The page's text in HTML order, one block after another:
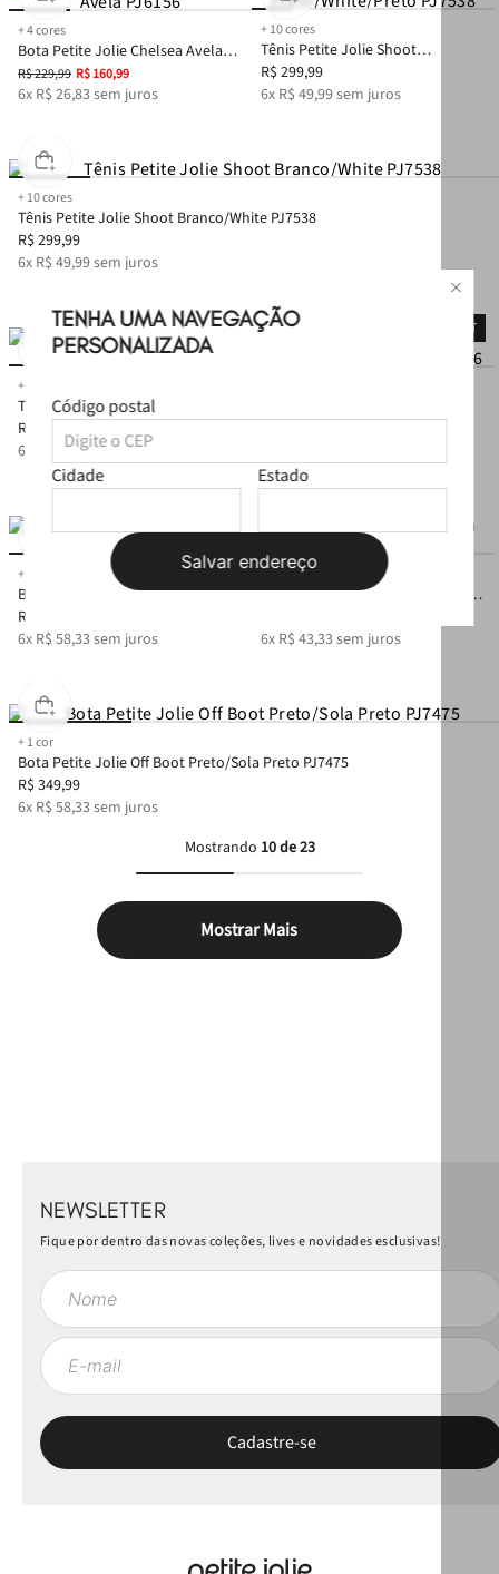
TENHA UMA NAVEGAÇÃO
PERSONALIZADA
Código postal
Cidade Estado
Salvar endereço
+4cores
Bota Petite Jolie Chelsea Avela
PJ6156
R$229,99 R$160,99
6x R$ 26,83sem juros
+10cores
Tênis Petite Jolie Shoot
Preto/White/Preto PJ7538
R$ 299,99
6x R$ 49,99sem juros
+10cores
Tênis Petite Jolie Shoot Branco/White PJ7538
R$ 299,99
6x R$ 49,99sem juros
+
Tênis Petite Jolie Shoot
White/Preto PJ7538
R$
99
6
49,99sem juros
-50% OUTLET
+
Bota Petite Jolie Off Boot
Cru/Sola Avela PJ7475
R$
6x R$ 58,33sem juros
+2cores
Bota Petite Jolie Boston Brown
6x R$ 43,33sem juros
+1cor
Bota Petite Jolie Off Boot Preto/Sola Preto PJ7475
R$ 349,99
6x R$ 58,33sem juros
Mostrando 10 de 23
Mostrar Mais
NEWSLETTER
Fique por dentro das novas coleções, lives e novidades esclusivas!